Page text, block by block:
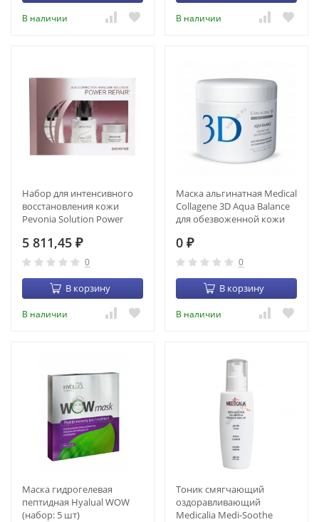
В наличии В наличии
Набор для интенсивного
восстановления кожи
Pevonia Solution Power
(4225-55)
5 811,45 ₽
0
В корзину
В наличии
Маска альгинатная Medical
Collagene 3D Aqua Balance
для обезвоженной кожи
0 ₽
0
В корзину
В наличии
Маска гидрогелевая
пептидная Hyalual WOW
(набор: 5 шт)
Тоник смягчающий
оздоравливающий
Medicalia Medi-Soothe